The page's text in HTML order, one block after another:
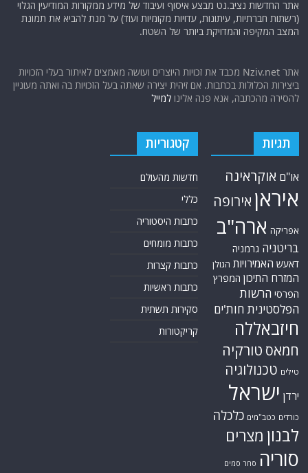
אתר החדשות נציב.נט מבצע איסוף ועיבוד של מידע ממקורות המודיעין הגלוי
(רשתות חברתיות, עיתונות, עדויות מקומיות ועוד) על מנת להביא את תמונת
המצב המקיפה והמדויקת ביותר של השטח.
אתר Nziv.net מכבד את זכויות היוצרים ועושה מאמצים לאיתור בעלי הזכויות
ביצירות הכלולות בכתבות. אם זיהית יצירה שאתה בעל הזכויות בה ואתה מעוניין
להסירה מהכתבה, אנא פנה אלינולמייל
תגיות
או"ם אוקראינה
איראן אירופה
אפריקה ארה"ב
בריטניה גרמניה
דאעש האמירויות הגולן
המזרח התיכון המפרץ
הפרסי הרשות
הפלסטינית חות'ים
חיזבאללה
חמאס טורקיה
טילים טכנולוגיה
ירדן ישראל
כורדים כטב"מים כלכלה
לבנון מצרים
סוריה סחר סמים
קטגוריות
חדשות מהעולם
כללי
כתבות היסטוריה
כתבות מומחים
כתבות קצרות
כתבות ראשיות
סקירות תשתית
קריקטורות